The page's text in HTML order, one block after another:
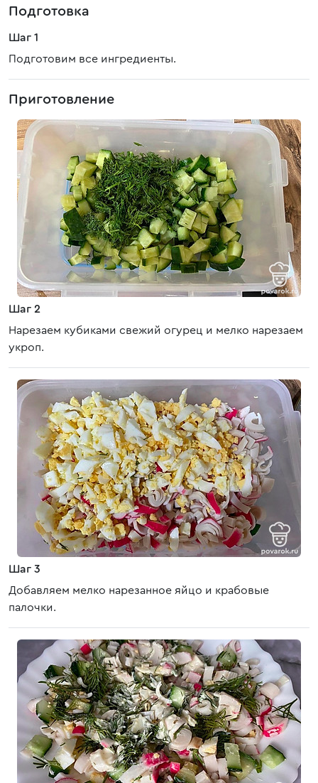
Подготовка
Шаг 1
Подготовим все ингредиенты.
Приготовление
Шаг 2
Нарезаем кубиками свежий огурец и мелко нарезаем
укроп.
Шаг 3
Добавляем мелко нарезанное яйцо и крабовые
палочки.